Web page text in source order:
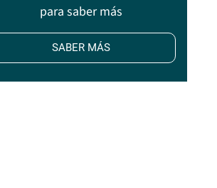
para saber más
SABER MÁS